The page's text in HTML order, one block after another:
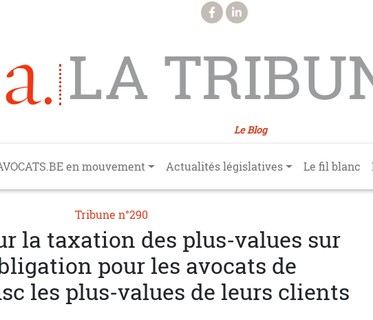
LA
Le Blog
en mouvement Actualités législatives Le fil blanc
Tribune n°290
la taxation des plus-values sur
pour les avocats de
les plus-values de leurs clients